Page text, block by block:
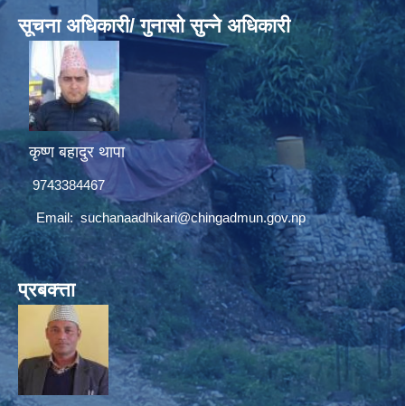
सूचना अधिकारी/ गुनासो सुन्ने अधिकारी
कृष्ण बहादुर थापा
9743384467
Email:suchanaadhikari@chingadmun.gov.np
प्रबक्त्ता